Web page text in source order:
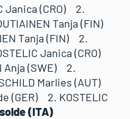
Janica (CRO) 2.
Tanja (FIN)
Tanja (FIN) 2.
Janica (CRO)
Anja (SWE) 2.
Marlies (AUT)
(GER) 2. KOSTELIC
(ITA)